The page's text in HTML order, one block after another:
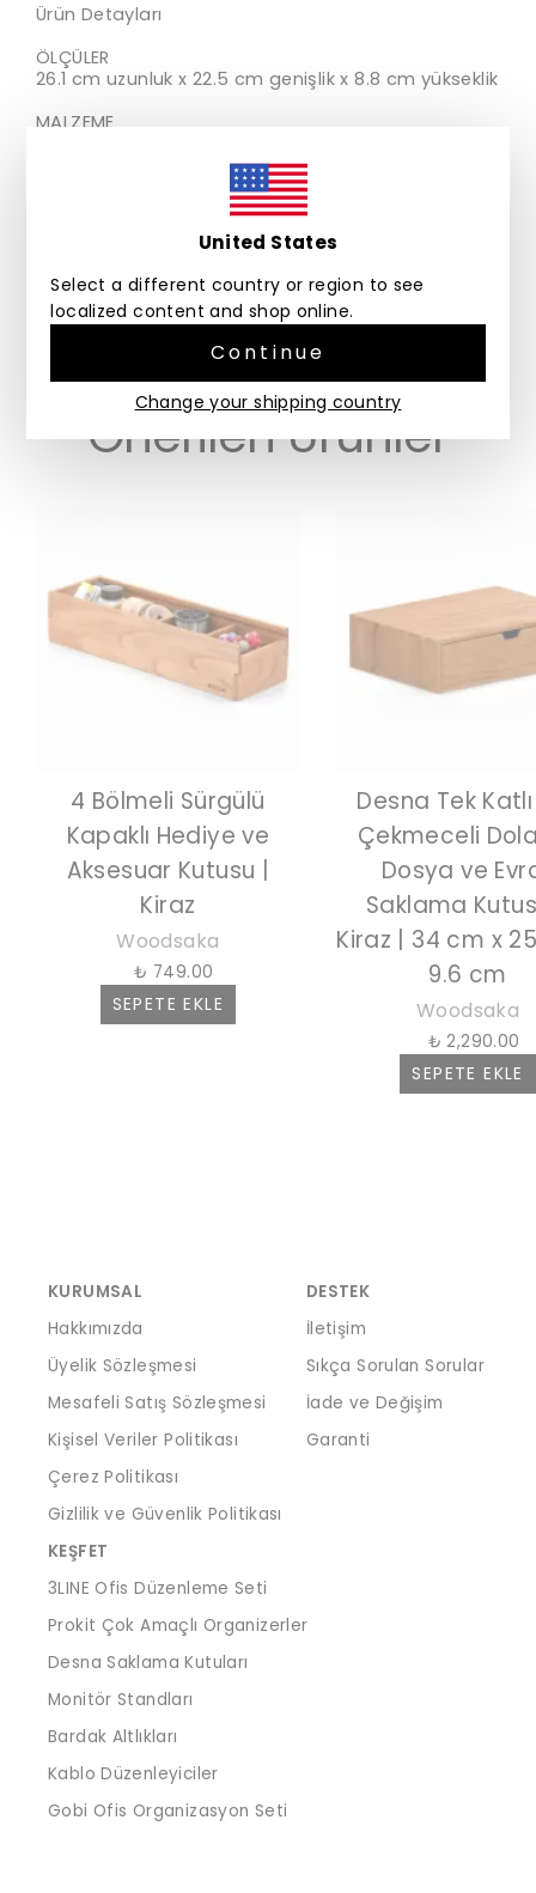
United States
Select a different country or region to see
localized content and shop online.
Continue
Change your shipping country
Ürün Detayları
ÖLÇÜLER
26.1 cm uzunluk x 22.5 cm genişlik x 8.8 cm yükseklik
MALZEME
Malzeme Hakkında Bir Not
Bu ürün kiraz ahşabından üretilmiştir. Doğal
ahşaptan üretilen her ürün kendine özgü bir renge
sahiptir. Ürünün renginde ve ölçülerinde küçük
farklılıklar görülebilir.
Önerilen Ürünler
4 Bölmeli Sürgülü
Kapaklı Hediye ve
Aksesuar Kutusu |
Kiraz
Woodsaka
₺ 749.00
SEPETE EKLE
Desna Tek
Çekmeceli
Dosya ve
Saklama
Kiraz | 34 cm x
9.6 cm
Woodsaka
₺ 2,290.00
SEPETE EKLE
KURUMSAL
Hakkımızda
Üyelik Sözleşmesi
Mesafeli Satış Sözleşmesi
Kişisel Veriler Politikası
Çerez Politikası
Gizlilik ve Güvenlik Politikası
DESTEK
İletişim
Sıkça Sorulan Sorular
İade ve Değişim
Garanti
KEŞFET
3LINE Ofis Düzenleme Seti
Prokit Çok Amaçlı Organizerler
Desna Saklama Kutuları
Monitör Standları
Bardak Altlıkları
Kablo Düzenleyiciler
Gobi Ofis Organizasyon Seti